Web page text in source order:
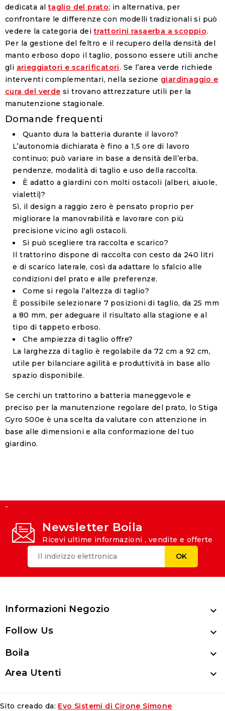
dedicata altaglio del prato; in alternativa, per
confrontare le differenze con modelli tradizionali si può
vedere la categoria deitrattorini rasaerba a scoppio.
Per la gestione del feltro e il recupero della densità del
manto erboso dopo il taglio, possono essere utili anche
gli arieggiatori e scarificatori. Se l’area verde richiede
interventi complementari, nella sezione giardinaggio e
cura del verde si trovano attrezzature utili per la
manutenzione stagionale.
Domande frequenti
Quanto dura la batteria durante il lavoro?
L’autonomia dichiarata è fino a 1,5 ore di lavoro
continuo; può variare in base a densità dell’erba,
pendenze, modalità di taglio e uso della raccolta.
È adatto a giardini con molti ostacoli (alberi, aiuole,
vialetti)?
Sì, il design a raggio zero è pensato proprio per
migliorare la manovrabilità e lavorare con più
precisione vicino agli ostacoli.
Si può scegliere tra raccolta e scarico?
Il trattorino dispone di raccolta con cesto da 240 litri
e di scarico laterale, così da adattare lo sfalcio alle
condizioni del prato e alle preferenze.
Come si regola l’altezza di taglio?
È possibile selezionare 7 posizioni di taglio, da 25 mm
a 80 mm, per adeguare il risultato alla stagione e al
tipo di tappeto erboso.
Che ampiezza di taglio offre?
La larghezza di taglio è regolabile da 72 cm a 92 cm,
utile per bilanciare agilità e produttività in base allo
spazio disponibile.
Se cerchi un trattorino a batteria maneggevole e
preciso per la manutenzione regolare del prato, lo Stiga
Gyro 500e è una scelta da valutare con attenzione in
base alle dimensioni e alla conformazione del tuo
giardino.
-
Newsletter Boila
Ricevi ultime informazioni , vendite e offerte
Informazioni Negozio 
Follow Us 
Boila 
Area Utenti 
Sito creado da: Evo Sistemi di Cirone Simone